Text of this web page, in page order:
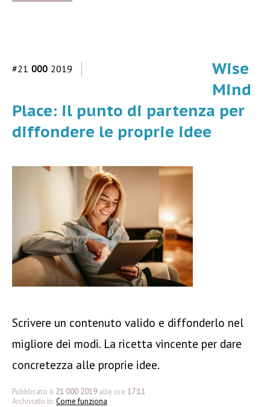
#21 000 2019
Wise
Mind
Place: il punto di partenza per
diffondere le proprie idee
Scrivere un contenuto valido e diffonderlo nel
migliore dei modi. La ricetta vincente per dare
concretezza alle proprie idee.
Pubblicato il 21 000 2019 alle ore 17:11
Archiviato in:Come funziona